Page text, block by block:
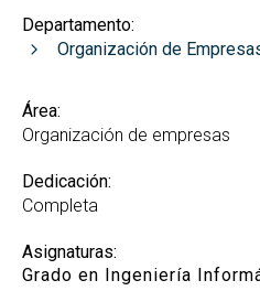
Departamento:
Organización de
Área:
Organización de empresas
Dedicación:
Completa
Asignaturas:
Grado en Ingeniería